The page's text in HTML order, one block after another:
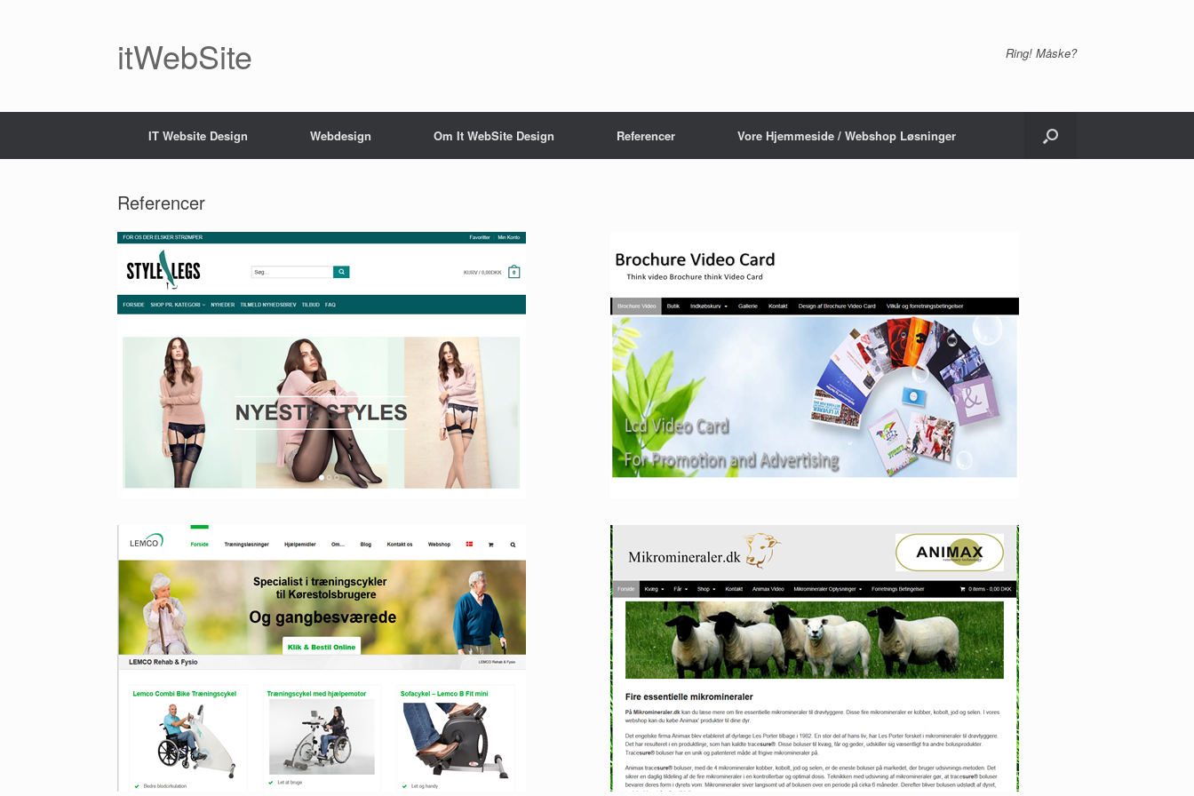
itWebSite Ring! Måske?
IT Website Design Webdesign Om It WebSite Design Referencer Vore Hjemmeside / Webshop Løsninger
Referencer